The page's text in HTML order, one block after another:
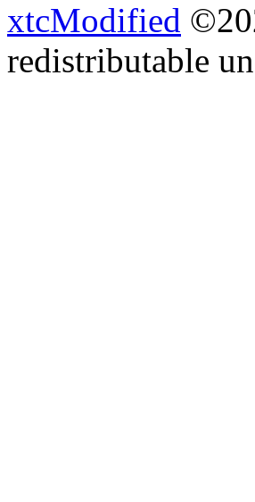
xtcModified
redistributable